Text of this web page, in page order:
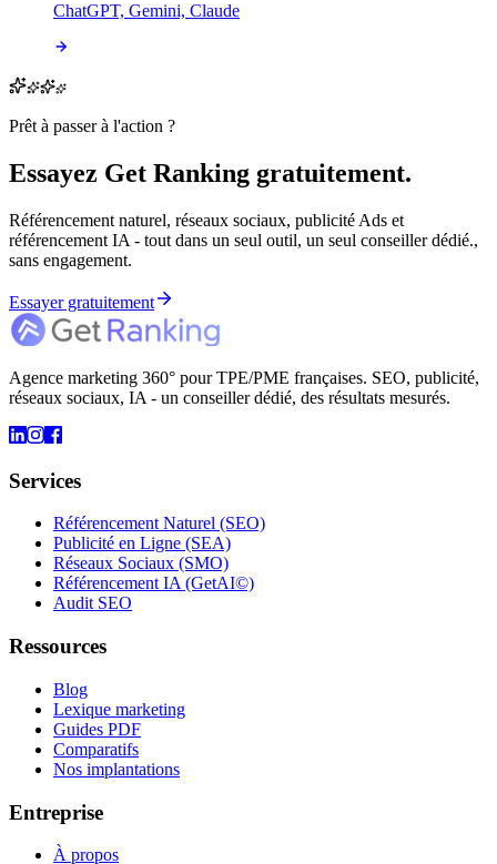
ChatGPT, Gemini, Claude
Prêt à passer à l'action ?
Essayez Get Ranking gratuitement.
Référencement naturel, réseaux sociaux, publicité Ads et
référencement IA - tout dans un seul outil, un seul conseiller dédié.,
sans engagement.
Essayer gratuitement
Agence marketing 360° pour TPE/PME françaises. SEO, publicité,
réseaux sociaux, IA - un conseiller dédié, des résultats mesurés.
Services
Référencement Naturel (SEO)
Publicité en Ligne (SEA)
Réseaux Sociaux (SMO)
Référencement IA (GetAI©)
Audit SEO
Ressources
Blog
Lexique marketing
Guides PDF
Comparatifs
Nos implantations
Entreprise
À propos